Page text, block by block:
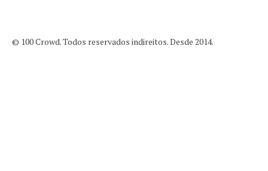
© 100 Crowd. Todos reservados indireitos. Desde 2014.